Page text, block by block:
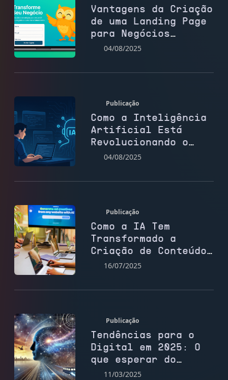
Vantagens da Criação
de uma Landing Page
para Negócios
Digitais
04/08/2025
Publicação
Como a Inteligência
Artificial Está
Revolucionando o
Desenvolvimento Web
04/08/2025
Publicação
Como a IA Tem
Transformado a
Criação de Conteúdo
para Sites
16/07/2025
Publicação
Tendências para o
Digital em 2025: O
que esperar do
futuro do marketing
11/03/2025